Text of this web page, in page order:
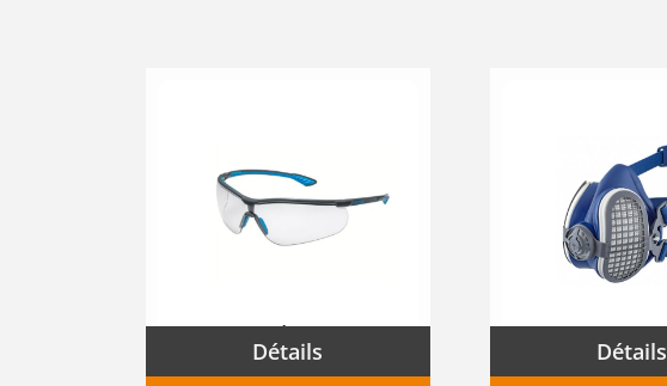
Lunettes de protection ultra-légères au look sport SPORTSTYLE
Détails
Détails